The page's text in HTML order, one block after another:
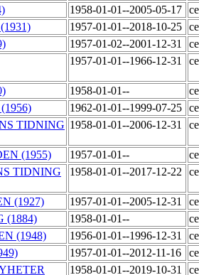
1958-01-01--2005-05-17
1957-01-01--2018-10-25
1957-01-02--2001-12-31
1957-01-01--1966-12-31
1958-01-01--
1962-01-01--1999-07-25
TIDNING 1958-01-01--2006-12-31
(1955) 1957-01-01--
TIDNING
1958-01-01--2017-12-22
(1927) 1957-01-01--2005-12-31
(1884)
1958-01-01--
(1948)
1956-01-01--1996-12-31
1957-01-01--2012-11-16
1958-01-01--2019-10-31